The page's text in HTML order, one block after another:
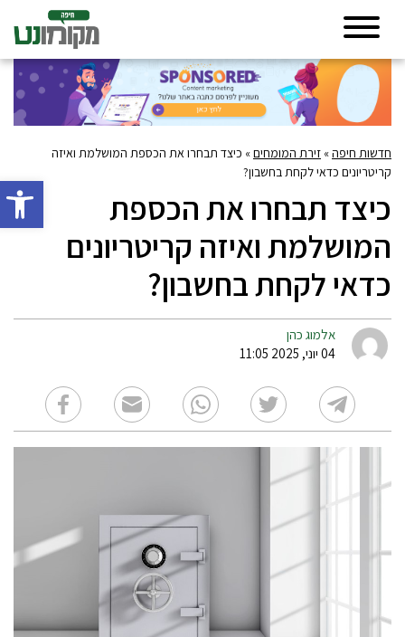
פתח
חדשות חיפה» זירת המומחים» כיצד תבחרו את הכספת המושלמת ואיזה
קריטריונים כדאי לקחת בחשבון?
כיצד תבחרו את הכספת
המושלמת ואיזה קריטריונים
כדאי לקחת בחשבון?
אלמוג כהן
04 יוני, 2025 11:05